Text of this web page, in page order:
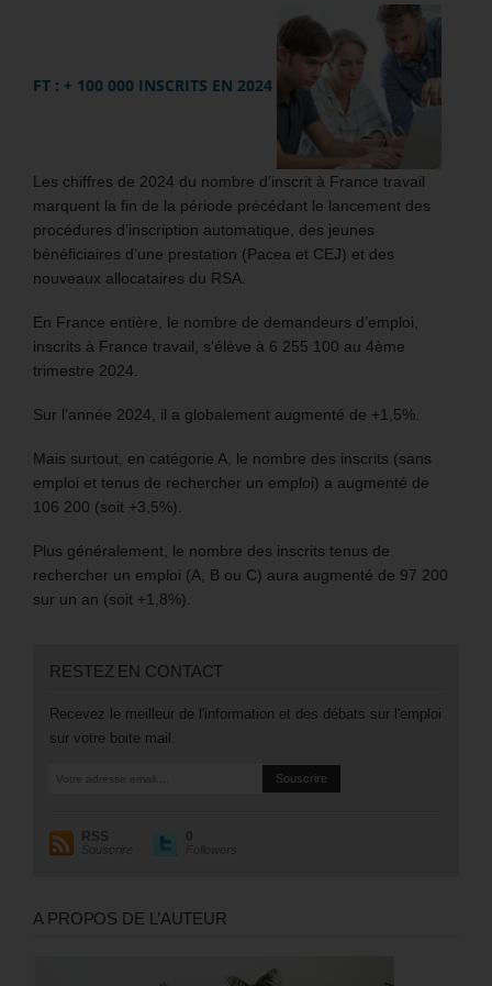
FT : + 100 000 INSCRITS EN 2024
Les chiffres de 2024 du nombre d’inscrit à France travail
marquent la fin de la période précédant le lancement des
procédures d’inscription automatique, des jeunes
bénéficiaires d’une prestation (Pacea et CEJ) et des
nouveaux allocataires du RSA.
En France entière, le nombre de demandeurs d’emploi,
inscrits à France travail, s’élève à 6 255 100 au 4ème
trimestre 2024.
Sur l’année 2024, il a globalement augmenté de +1,5%.
Mais surtout, en catégorie A, le nombre des inscrits (sans
emploi et tenus de rechercher un emploi) a augmenté de
106 200 (soit +3,5%).
Plus généralement, le nombre des inscrits tenus de
rechercher un emploi (A, B ou C) aura augmenté de 97 200
sur un an (soit +1,8%).
RESTEZ EN CONTACT
Recevez le meilleur de l'information et des débats sur l'emploi
sur votre boite mail.
RSS
Souscrire
0
Followers
A PROPOS DE L’AUTEUR